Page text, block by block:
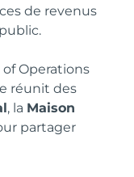
de revenus
Operations
réunit des
, la Maison
partager